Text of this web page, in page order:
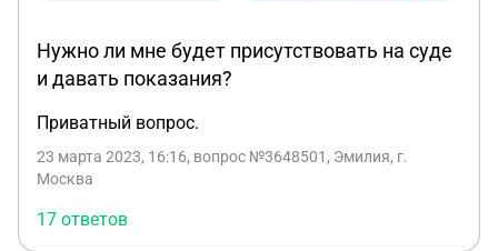
Нужно ли мне будет присутствовать на суде
и давать показания?
Приватный вопрос.
23 марта 2023, 16:16, вопрос №3648501, Эмилия, г.
Москва
17 ответов